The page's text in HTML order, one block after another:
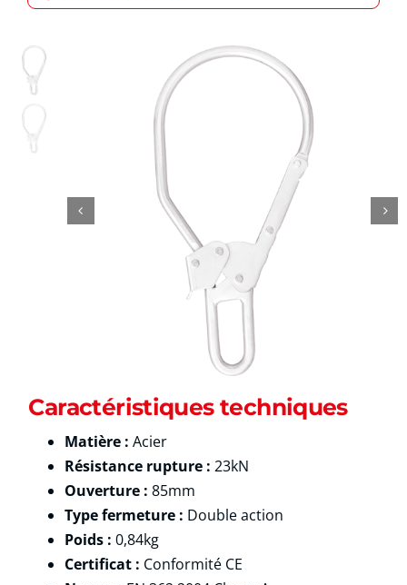
Caractéristiques techniques
Matière :Acier
Résistance rupture :23kN
Ouverture :85mm
Type fermeture : Double action
Poids :0,84kg
Certificat : Conformité CE